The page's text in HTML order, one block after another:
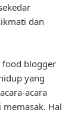
dan
food blogger
yang
acara
Hal